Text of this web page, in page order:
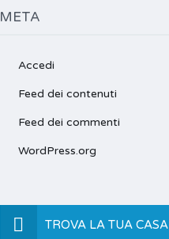
META
Accedi
Feed dei contenuti
Feed dei commenti
WordPress.org
TROVA LA TUA CASA